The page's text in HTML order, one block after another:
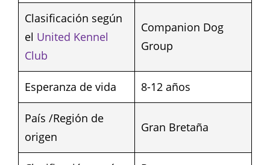
Clasificación según
el United Kennel
Club
Companion Dog
Group
Esperanza de vida 8-12 años
País /Región de
origen
Gran Bretaña